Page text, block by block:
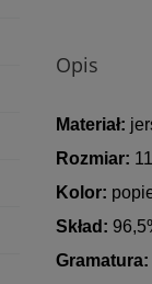
Opis
Materiał:
Rozmiar:
Kolor:
Skład:
Gramatura: